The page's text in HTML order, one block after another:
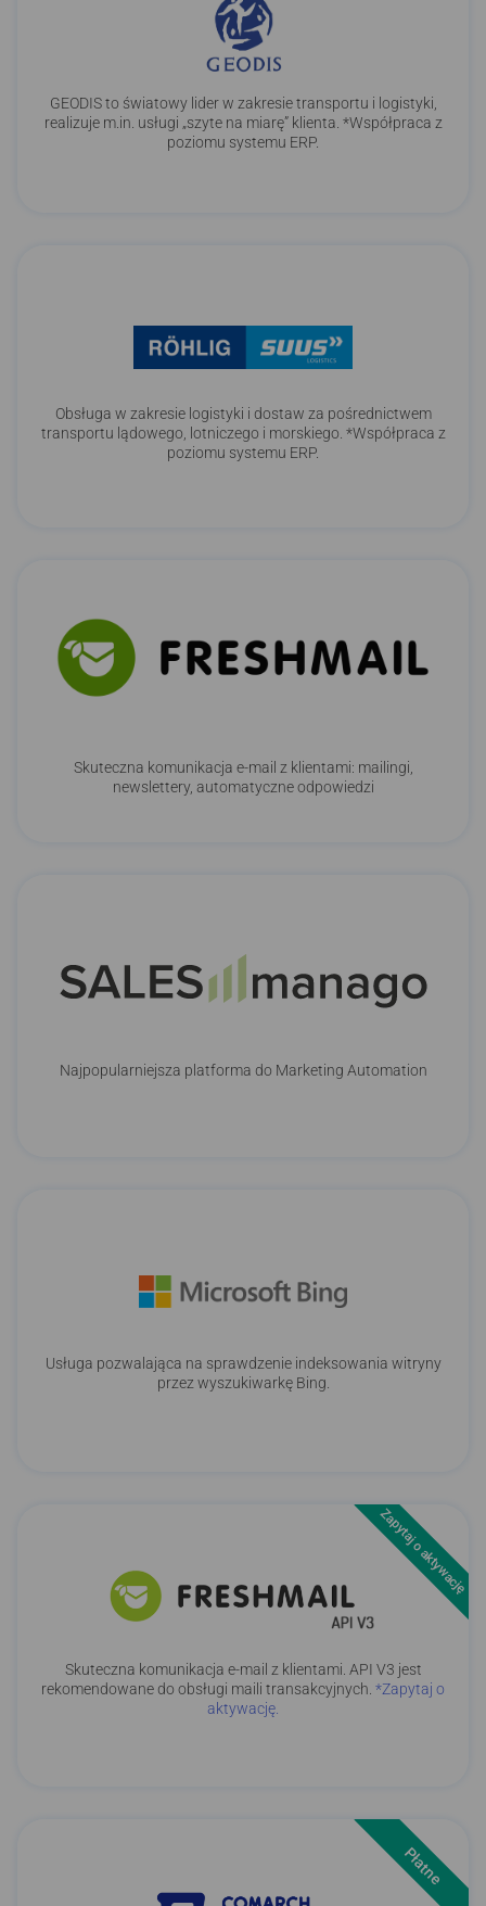
GEODIS to światowy lider w zakresie transportu i logistyki,
realizuje m.in. usługi „szyte na miarę” klienta. *Współpraca z
poziomu systemu ERP.
Obsługa w zakresie logistyki i dostaw za pośrednictwem
transportu lądowego, lotniczego i morskiego. *Współpraca z
poziomu systemu ERP.
Skuteczna komunikacja e-mail z klientami: mailingi,
newslettery, automatyczne odpowiedzi
Najpopularniejsza platforma do Marketing Automation
Usługa pozwalająca na sprawdzenie indeksowania witryny
przez wyszukiwarkę Bing.
Zapytaj o aktywację
Skuteczna komunikacja e-mail z klientami. API V3 jest
rekomendowane do obsługi maili transakcyjnych. *Zapytaj o
aktywację.
Płatne